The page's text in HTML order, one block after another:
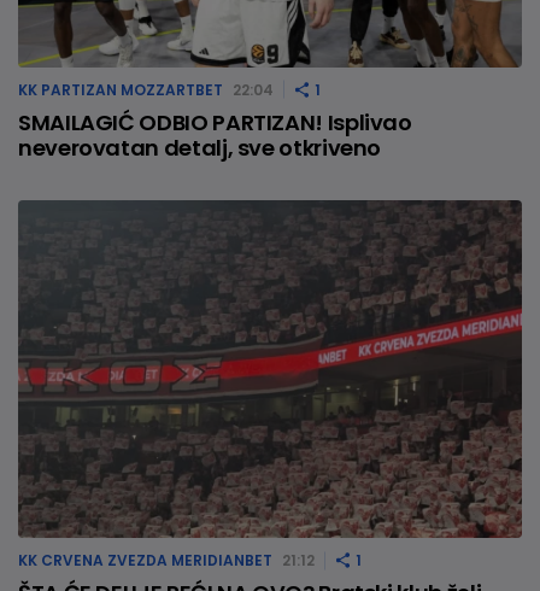
KK PARTIZAN MOZZARTBET 22:04 1
SMAILAGIĆ ODBIO PARTIZAN! Isplivao
neverovatan detalj, sve otkriveno
KK CRVENA ZVEZDA MERIDIANBET 21:12 1